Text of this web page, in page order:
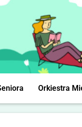
Orkiestra